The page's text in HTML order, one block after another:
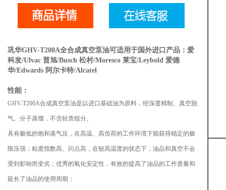
巩华GHV-T200A全合成真空泵油可适用于国外进口产品：爱
科发/Ulvac 普旭/Busch 松村/Moresco 莱宝/Leybold 爱德
华/Edwards 阿尔卡特/Alcatel
性能：
GHV-T200A合成真空泵油是以进口基础油为原料，经深度精制、真空脱
气、分子蒸馏，不含轻质组分。
具有极低的饱和蒸气压，在高温、高负荷的工作环境下能获得稳定的极
限压强；粘度指数高、闪点高，在较高温度的状态下，油品和真空不会
受到影响而变劣；优秀的氧化安定性，有效的提高了油品的工作质量和
延长了油品的使用周期；